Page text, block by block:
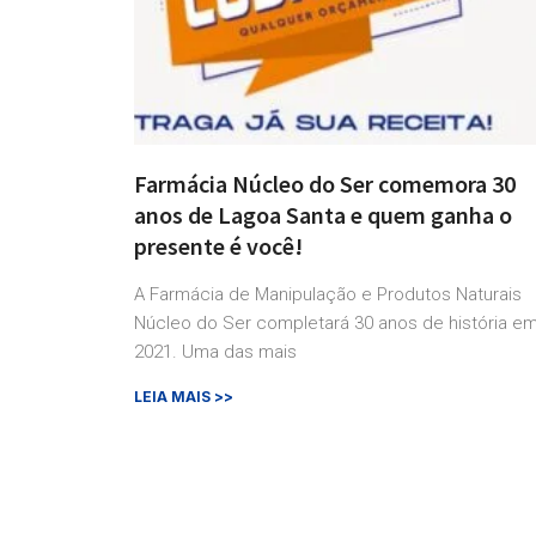
Farmácia Núcleo do Ser comemora 30
anos de Lagoa Santa e quem ganha o
presente é você!
A Farmácia de Manipulação e Produtos Naturais
Núcleo do Ser completará 30 anos de história
2021. Uma das mais
LEIA MAIS >>